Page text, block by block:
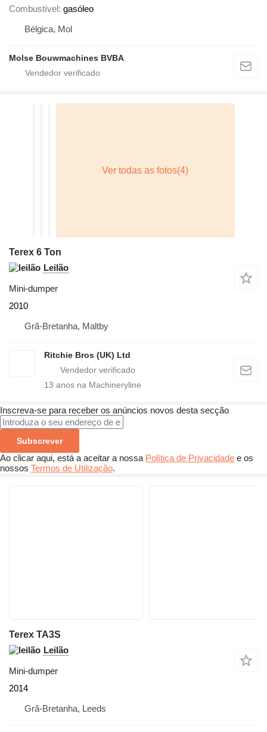
Combustível gasóleo
Bélgica, Mol
Molse Bouwmachines BVBA
Terex 6 Ton
Leilão
Mini-dumper
2010
Grã-Bretanha, Maltby
Ritchie Bros (UK) Ltd
13 anos na Machineryline
Inscreva-se para receber os anúncios novos desta secção
Subscrever
Ao clicar aqui, está a aceitar a nossa Política de Privacidade e os
nossos Termos de Utilização.
Terex TA3S
Leilão
Mini-dumper
2014
Grã-Bretanha, Leeds